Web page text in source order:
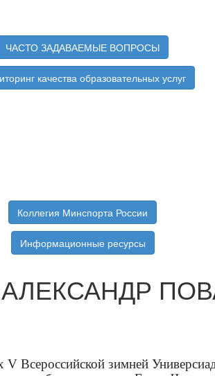
ЧАСТО ЗАДАВАЕМЫЕ ВОПРОСЫ
качества образовательных услуг
Коллегия Минспорта России
Информационные ресурсы
Всероссийской зимней